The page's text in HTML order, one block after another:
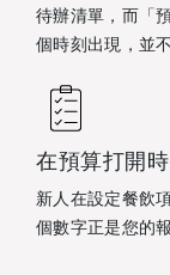
待辦清單，而「
個時刻出現，並
在預算打開
新人在設定餐飲
個數字正是您的